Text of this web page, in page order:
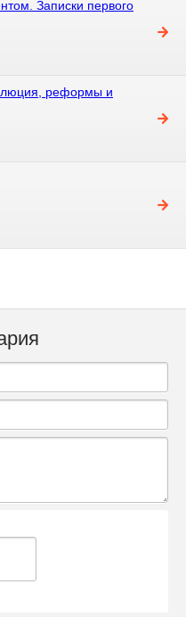
Записки первого
реформы и